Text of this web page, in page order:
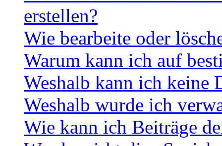
erstellen?
Wie bearbeite oder
Warum kann ich auf
Weshalb kann ich keine
Weshalb wurde ich
Wie kann ich Beiträge